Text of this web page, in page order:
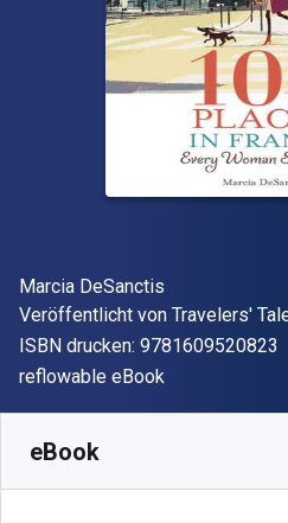
Autor(en)
Marcia DeSanctis
Verleger
Veröffentlicht von Travelers'
ISBN drucken: 9781609520823
Format
reflowable eBook
eBook